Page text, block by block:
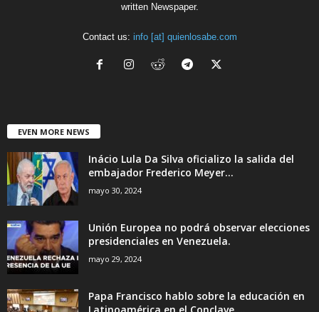
written Newspaper.
Contact us: info [at] quienlosabe.com
EVEN MORE NEWS
Inácio Lula Da Silva oficializo la salida del
embajador Frederico Meyer...
mayo 30, 2024
Unión Europea no podrá observar elecciones
presidenciales en Venezuela.
mayo 29, 2024
Papa Francisco hablo sobre la educación en
Latinoamérica en el Conclave....